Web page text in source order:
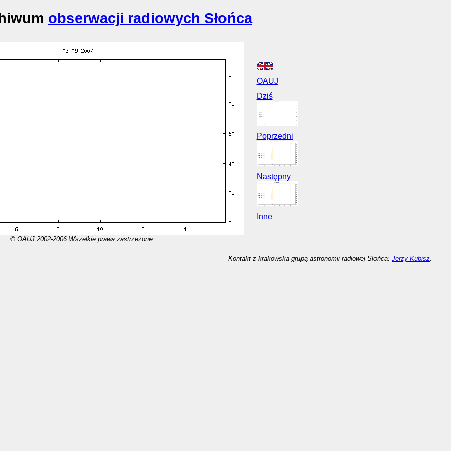
obserwacji radiowych Słońca
© OAUJ 2002-2006 Wszelkie prawa zastrzeżone.
OAUJ
Dziś
Poprzedni
Następny
Inne
Kontakt z krakowską grupą astronomii radiowej Słońca:Jerzy Kubisz.